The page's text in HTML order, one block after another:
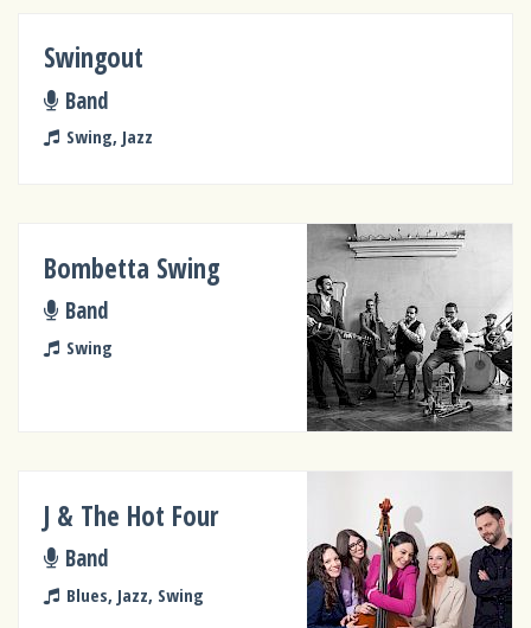
Swingout
Band
Swing, Jazz
Bombetta Swing
Band
Swing
J & The Hot Four
Band
Blues, Jazz, Swing